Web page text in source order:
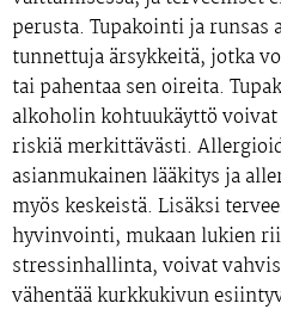
perusta. Tupakointi ja
tunnettuja ärsykkeitä, jotka
tai pahentaa sen oireita.
alkoholin kohtuukäyttö
riskiä merkittävästi.
asianmukainen lääkitys ja
myös keskeistä. Lisäksi
hyvinvointi, mukaan lukien
stressinhallinta, voivat
vähentää kurkkukivun